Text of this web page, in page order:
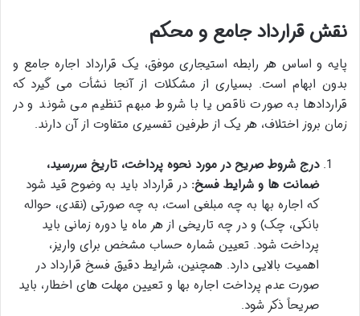
نقش قرارداد جامع و محکم
پایه و اساس هر رابطه استیجاری موفق، یک قرارداد اجاره جامع و
بدون ابهام است. بسیاری از مشکلات از آنجا نشأت می گیرد که
قراردادها به صورت ناقص یا با شروط مبهم تنظیم می شوند و در
زمان بروز اختلاف، هر یک از طرفین تفسیری متفاوت از آن دارند.
درج شروط صریح در مورد نحوه پرداخت، تاریخ سررسید،
ضمانت ها و شرایط فسخ: در قرارداد باید به وضوح قید شود
که اجاره بها به چه مبلغی است، به چه صورتی (نقدی، حواله
بانکی، چک) و در چه تاریخی از هر ماه یا دوره زمانی باید
پرداخت شود. تعیین شماره حساب مشخص برای واریز،
اهمیت بالایی دارد. همچنین، شرایط دقیق فسخ قرارداد در
صورت عدم پرداخت اجاره بها و تعیین مهلت های اخطار، باید
صریحاً ذکر شود.